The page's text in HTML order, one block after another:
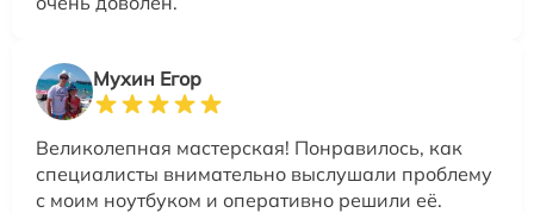
Мухин Егор
Великолепная мастерская! Понравилось, как
специалисты внимательно выслушали проблему
с моим ноутбуком и оперативно решили её.